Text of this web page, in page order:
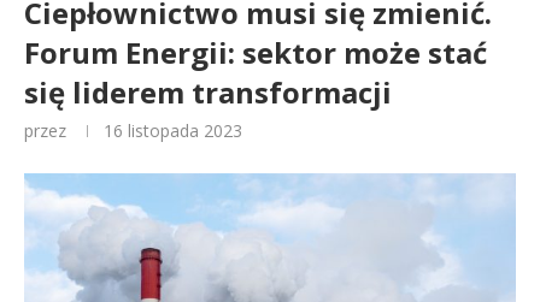
Ciepłownictwo musi się zmienić.
Forum Energii: sektor może stać
się liderem transformacji
przez 16 listopada 2023